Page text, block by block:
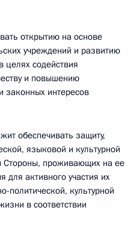
открытию на основе
учреждений и развитию
целях содействия
и повышению
законных интересов
обеспечивать защиту,
языковой и культурной
Стороны, проживающих на ее
для активного участия их
политической, культурной
в соответствии